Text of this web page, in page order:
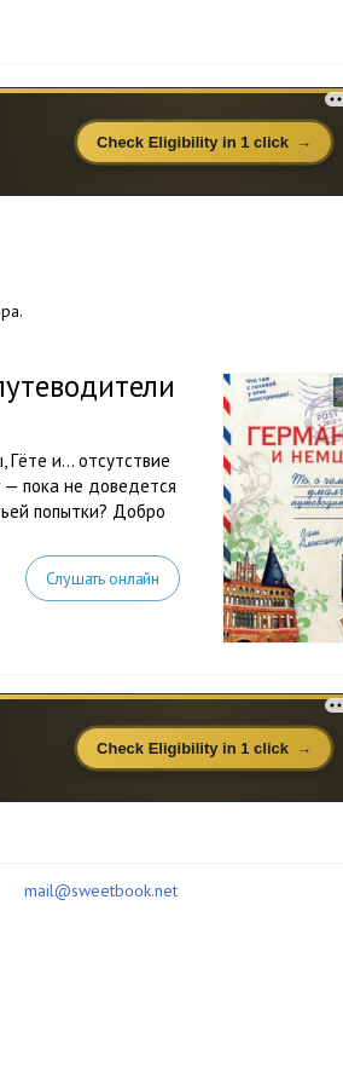
Гёте и… отсутствие
пока не доведется
попытки? Добро
Слушать онлайн
mail@sweetbook.net